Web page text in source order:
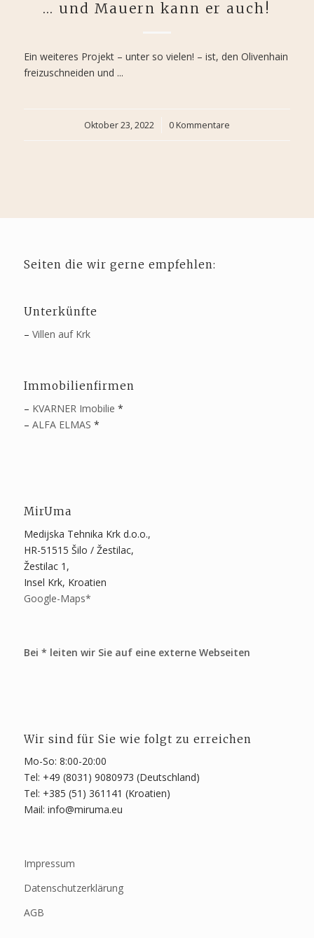
… und Mauern kann er auch!
Ein weiteres Projekt – unter so vielen! – ist, den Olivenhain
freizuschneiden und ...
Oktober 23, 2022
/ 0 Kommentare
Seiten die wir gerne empfehlen:
Unterkünfte
– Villen auf Krk
Immobilienfirmen
– KVARNER Imobilie *
– ALFA ELMAS *
MirUma
Medijska Tehnika Krk d.o.o.,
HR-51515 Šilo / Žestilac,
Žestilac 1,
Insel Krk, Kroatien
Google-Maps*
Bei * leiten wir Sie auf eine externe Webseiten
Wir sind für Sie wie folgt zu erreichen
Mo-So: 8:00-20:00
Tel: +49 (8031) 9080973 (Deutschland)
Tel: +385 (51) 361141 (Kroatien)
Mail: info@miruma.eu
Impressum
Datenschutzerklärung
AGB